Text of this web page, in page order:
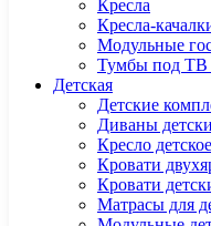
Кресла
Кресла-
Модульные
Тумбы под ТВ
Детская
Детские
Диваны
Кресло детское
Кровати
Кровати
Матрасы для